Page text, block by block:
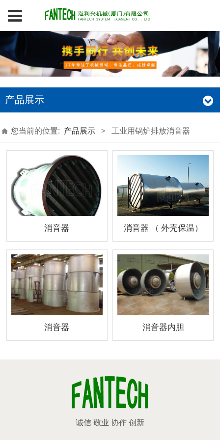
产品展示
您当前的位置: 产品展示 > 工业用锅炉排放消音器
消音器 消音器 （ 外壳保温）
消音器 消音器内胆
诚信 敬业 协作 创新